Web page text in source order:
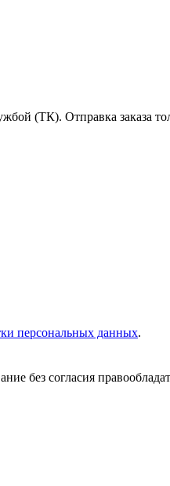
(ТК). Отправка заказа
персональных данных.
без согласия